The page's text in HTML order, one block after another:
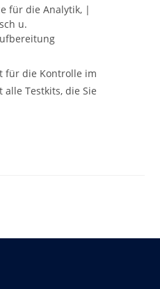
für die Analytik, |
u.
für die Kontrolle im
alle Testkits, die Sie